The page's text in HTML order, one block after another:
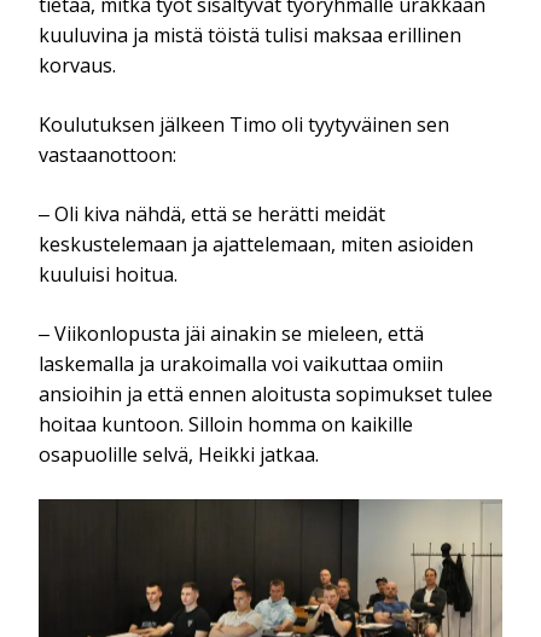
kuuluvina ja mistä töistä tulisi maksaa erillinen
korvaus.
Koulutuksen jälkeen Timo oli tyytyväinen sen
vastaanottoon:
‒ Oli kiva nähdä, että se herätti meidät
keskustelemaan ja ajattelemaan, miten asioiden
kuuluisi hoitua.
‒ Viikonlopusta jäi ainakin se mieleen, että
laskemalla ja urakoimalla voi vaikuttaa omiin
ansioihin ja että ennen aloitusta sopimukset tulee
hoitaa kuntoon. Silloin homma on kaikille
osapuolille selvä, Heikki jatkaa.